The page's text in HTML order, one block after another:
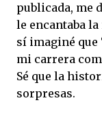
publicada, me
le encantaba la
sí imaginé que
mi carrera
Sé que la
sorpresas.